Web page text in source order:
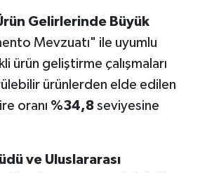
Gelirlerinde Büyük
Mevzuatı" ile uyumlu
ürün geliştirme çalışmaları
ürünlerden elde edilen
oranı %34,8seviyesine
ve Uluslararası